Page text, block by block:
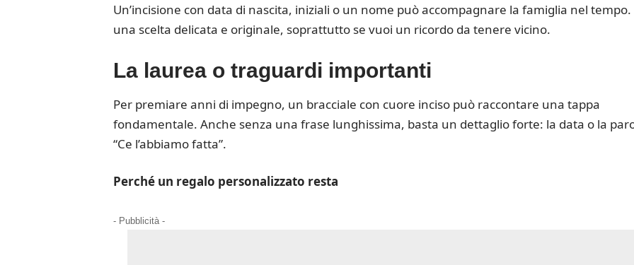
Un’incisione con data di nascita, iniziali o un nome può accompagnare la famiglia nel tempo.
una scelta delicata e originale, soprattutto se vuoi un ricordo da tenere vicino.
La laurea o traguardi importanti
Per premiare anni di impegno, un bracciale con cuore inciso può raccontare una tappa
fondamentale. Anche senza una frase lunghissima, basta un dettaglio forte: la data o la
“Ce l’abbiamo fatta”.
Perché un regalo personalizzato resta
- Pubblicità -